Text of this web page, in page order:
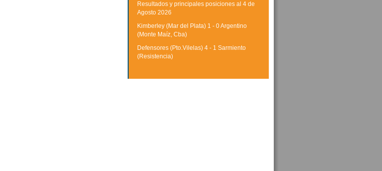
Resultados y principales posiciones al 4 de
Agosto 2026
Kimberley (Mar del Plata) 1 - 0 Argentino
(Monte Maíz, Cba)
Defensores (Pto.Vilelas) 4 - 1 Sarmiento
(Resistencia)